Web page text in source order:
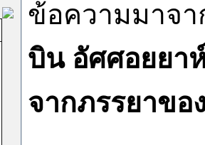
ข้อความมาจ
บิน อัศศอยยา
จากภรรยาขอ